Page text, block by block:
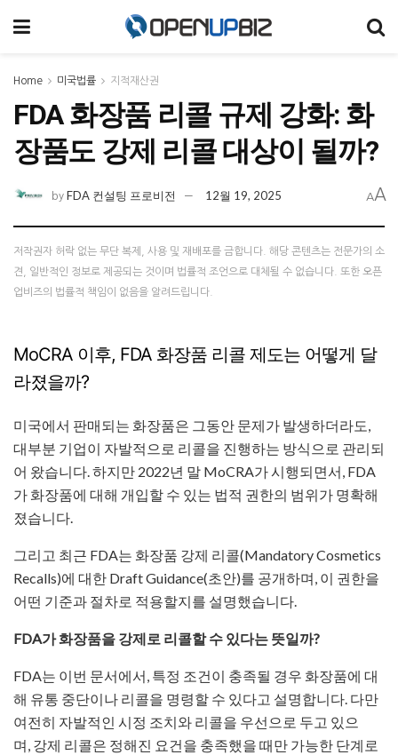
Home 미국법률 지적재산권
FDA 화장품 리콜 규제 강화: 화
장품도 강제 리콜 대상이 될까?
by FDA 컨설팅 프로비전 12월 19, 2025 AA
저작권자 허락 없는 무단 복제, 사용 및 재배포를 금합니다. 해당 콘텐츠는 전문가의 소
견, 일반적인 정보로 제공되는 것이며 법률적 조언으로 대체될 수 없습니다. 또한 오픈
업비즈의 법률적 책임이 없음을 알려드립니다.
MoCRA 이후, FDA 화장품 리콜 제도는 어떻게 달
라졌을까?
미국에서 판매되는 화장품은 그동안 문제가 발생하더라도,
대부분 기업이 자발적으로 리콜을 진행하는 방식으로 관리되
어 왔습니다. 하지만 2022년 말 MoCRA가 시행되면서, FDA
가 화장품에 대해 개입할 수 있는 법적 권한의 범위가 명확해
졌습니다.
그리고 최근 FDA는 화장품 강제 리콜(Mandatory Cosmetics
Recalls)에 대한 Draft Guidance(초안)를 공개하며, 이 권한을
어떤 기준과 절차로 적용할지를 설명했습니다.
​FDA가 화장품을 강제로 리콜할 수 있다는 뜻일까?
FDA는 이번 문서에서, 특정 조건이 충족될 경우 화장품에 대
해 유통 중단이나 리콜을 명령할 수 있다고 설명합니다. 다만
여전히 자발적인 시정 조치와 리콜을 우선으로 두고 있으
며, 강제 리콜은 정해진 요건을 충족했을 때만 가능한 단계로